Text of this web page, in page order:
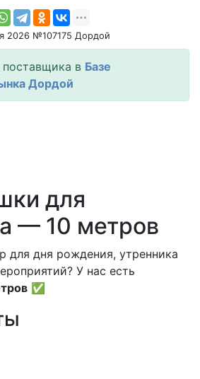
2026 №107175 Дордой
поставщика в Базе
Дордой
для
— 10 метров
для дня рождения, утренника
У нас есть
✅